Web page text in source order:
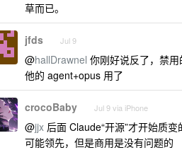
草而已。
jfds Jul 9
@hallDrawnel 你刚好说反了，禁
他的 agent+opus 用了
crocoBaby Jul 9 via iPhone
@jjx 后面 Claude“开源”才开始质
可能领先，但是商用是没有问题的